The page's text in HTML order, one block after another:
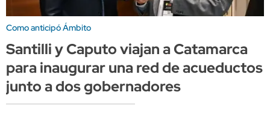
Como anticipó Ámbito
Santilli y Caputo viajan a Catamarca
para inaugurar una red de acueductos
junto a dos gobernadores